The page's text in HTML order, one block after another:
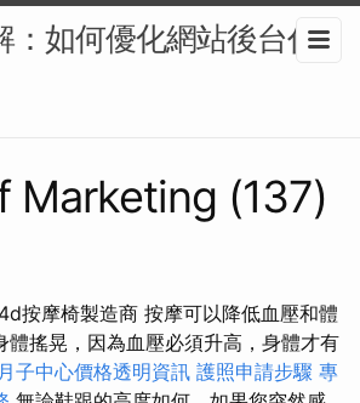
：如何優化網站後台代
Marketing (137)
按摩椅製造商 按摩可以降低血壓和體
體搖晃，因為血壓必須升高，身體才有
月子中心價格透明資訊 護照申請步驟 專